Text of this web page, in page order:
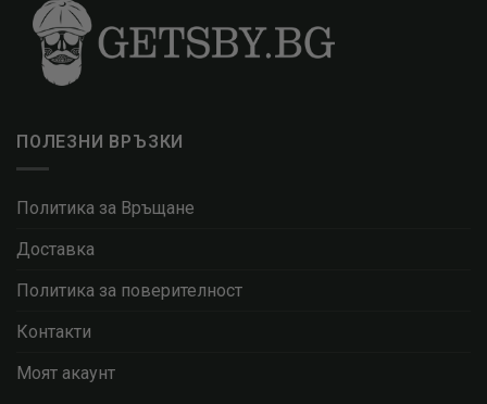
ПОЛЕЗНИ ВРЪЗКИ
Политика за Връщане
Доставка
Политика за поверителност
Контакти
Моят акаунт